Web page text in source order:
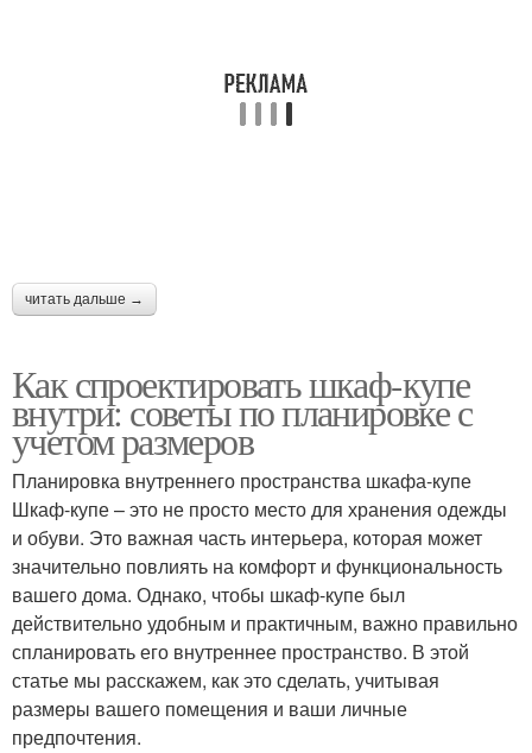
читать дальше →
Как спроектировать шкаф-купе
внутри: советы по планировке с
учетом размеров
Планировка внутреннего пространства шкафа-купе
Шкаф-купе – это не просто место для хранения одежды
и обуви. Это важная часть интерьера, которая может
значительно повлиять на комфорт и функциональность
вашего дома. Однако, чтобы шкаф-купе был
действительно удобным и практичным, важно правильно
спланировать его внутреннее пространство. В этой
статье мы расскажем, как это сделать, учитывая
размеры вашего помещения и ваши личные
предпочтения.